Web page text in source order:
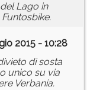
Lago in
2015 - 10:28
di sosta
unico su via
Verbania.